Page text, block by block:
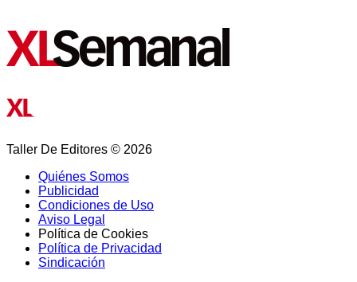
Taller De Editores © 2026
Quiénes Somos
Publicidad
Condiciones de Uso
Aviso Legal
Política de Cookies
Política de Privacidad
Sindicación